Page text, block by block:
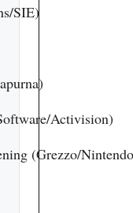
SIE)
Activision)
(Grezzo/